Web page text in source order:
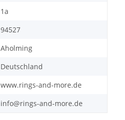
1a
94527
Aholming
Deutschland
www.rings-and-more.de
info@rings-and-more.de